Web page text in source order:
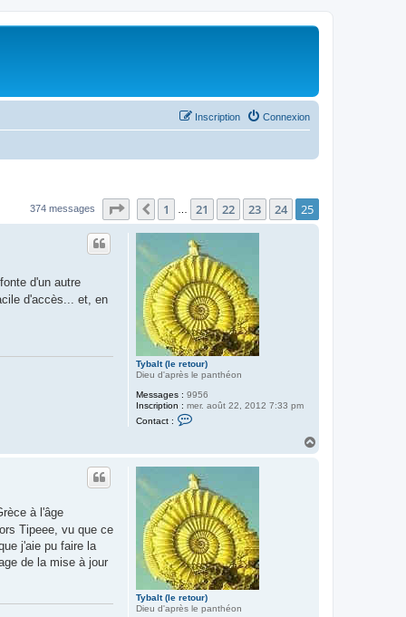
Connexion
Inscription
374 messages Page 25 25
Précédent
1 21 22 23 24 25
Tybalt (le retour)
Dieu d'après le panthéon
Messages : 9956
Inscription : mer. août 22, 2012 7:33 pm
Contact :
c
t
e
r
T
y
b
a
l
t
(
l
e
r
d'un autre
d'accès... et, en
Tybalt (le retour)
Dieu d'après le panthéon
à l'âge
Tipeee, vu que ce
j'aie pu faire la
de la mise à jour